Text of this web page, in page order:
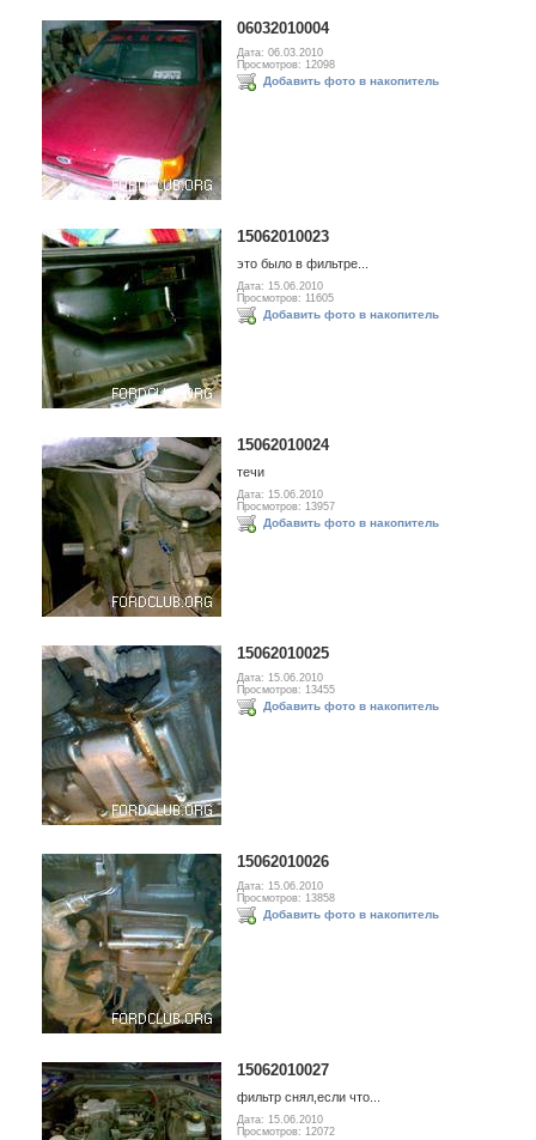
06032010004
Дата: 06.03.2010
Просмотров: 12098
Добавить фото в накопитель
15062010023
это было в фильтре...
Дата: 15.06.2010
Просмотров: 11605
Добавить фото в накопитель
15062010024
течи
Дата: 15.06.2010
Просмотров: 13957
Добавить фото в накопитель
15062010025
Дата: 15.06.2010
Просмотров: 13455
Добавить фото в накопитель
15062010026
Дата: 15.06.2010
Просмотров: 13858
Добавить фото в накопитель
15062010027
фильтр снял,если что...
Дата: 15.06.2010
Просмотров: 12072